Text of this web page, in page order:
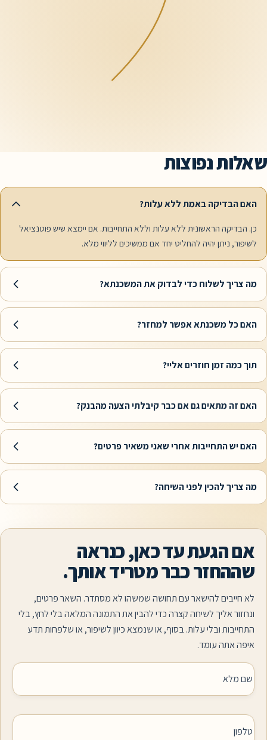
נפוצות
באמת ללא עלות?
הראשונית ללא עלות וללא התחייבות. אם יימצא שיש פוטנציאל
יהיה להחליט יחד אם ממשיכים לליווי מלא.
לשלוח כדי לבדוק את המשכנתא?
אפשר למחזר?
חוזרים אליי?
גם אם כבר קיבלתי הצעה מהבנק?
אחרי שאני משאיר פרטים?
לפני השיחה?
עד כאן, כנראה
כבר מטריד אותך.
להישאר עם תחושה שמשהו לא מסתדר. השאר פרטים,
לשיחה קצרה כדי להבין את התמונה המלאה בלי לחץ, בלי
ובלי עלות. בסוף, או שנמצא כיוון לשיפור, או שלפחות תדע
עומד.